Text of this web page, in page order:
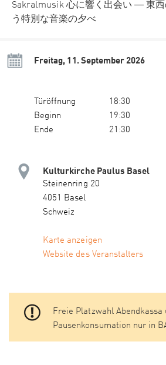
Sakralmusik 心に響く出会い ― 東
う特別な音楽の夕べ
Freitag, 11. September 2026
Türöffnung
18:30
Beginn
19:30
Ende
21:30
Kulturkirche Paulus Basel
Steinenring 20
4051 Basel
Schweiz
Karte anzeigen
Website des Veranstalters
Freie Platzwahl Abendkassa
Pausenkonsumation nur in